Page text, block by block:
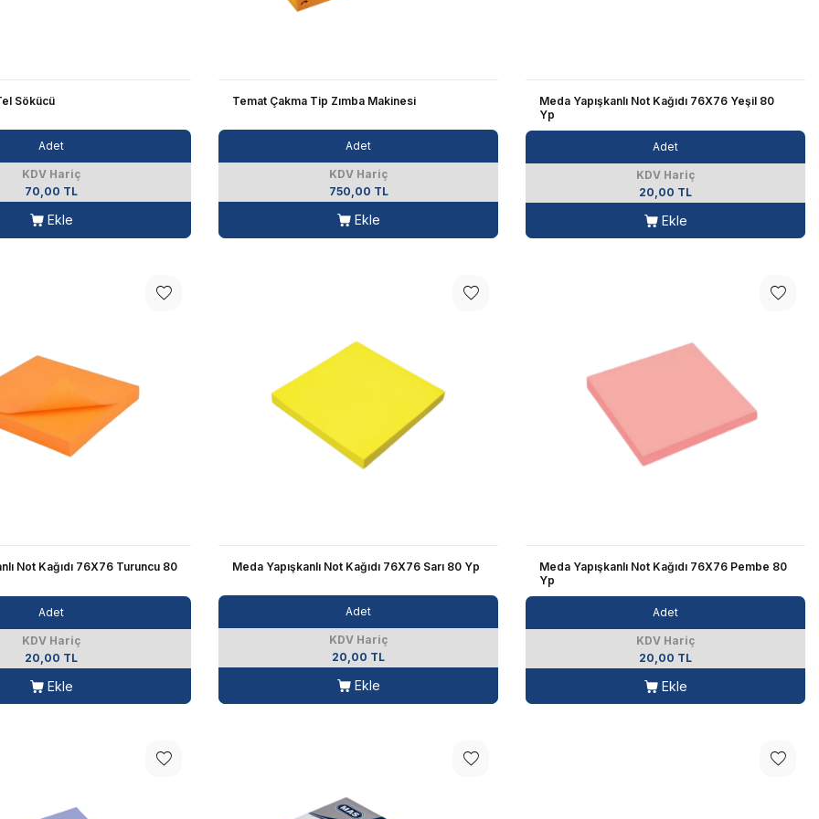
Sökücü
Adet
KDV Hariç
70,00 TL
Ekle
Temat Çakma Tip Zımba Makinesi
Adet
KDV Hariç
750,00 TL
Ekle
Meda Yapışkanlı Not Kağıdı 76X76 Yeşil 80
Yp
Adet
KDV Hariç
20,00 TL
Ekle
Not Kağıdı 76X76 Turuncu 80
Adet
KDV Hariç
20,00 TL
Ekle
Meda Yapışkanlı Not Kağıdı 76X76 Sarı 80 Yp
Adet
KDV Hariç
20,00 TL
Ekle
Meda Yapışkanlı Not Kağıdı 76X76 Pembe 80
Yp
Adet
KDV Hariç
20,00 TL
Ekle